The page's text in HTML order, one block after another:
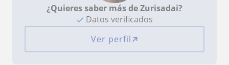
¿Quieres saber más de Zurisadai?
Datos verificados
Ver perfil